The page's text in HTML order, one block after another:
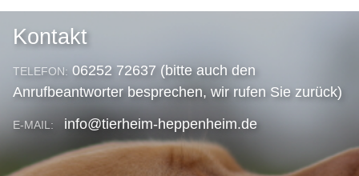
Kontakt
TELEFON: 06252 72637 (bitte auch den
Anrufbeantworter besprechen, wir rufen Sie zurück)
E-MAIL: info@tierheim-heppenheim.de